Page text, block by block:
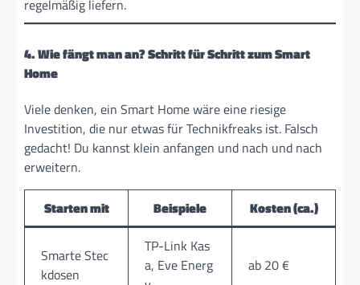
regelmäßig liefern.
4. Wie fängt man an? Schritt für Schritt zum Smart
Home
Viele denken, ein Smart Home wäre eine riesige
Investition, die nur etwas für Technikfreaks ist. Falsch
gedacht! Du kannst klein anfangen und nach und nach
erweitern.
Starten mit Beispiele Kosten (ca.)
Smarte Stec
kdosen
TP-Link Kas
a, Eve Energ
ab 20 €